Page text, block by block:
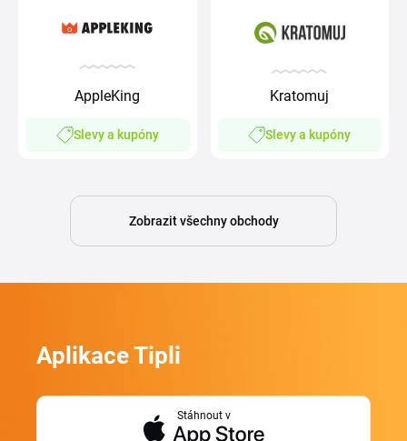
AppleKing
Slevy a kupóny
Kratomuj
Slevy a kupóny
Zobrazit všechny obchody
Aplikace Tipli
Stáhnout v